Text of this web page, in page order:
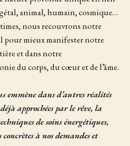
animal, humain, cosmique…
nous recouvrons notre
pour mieux manifester notre
et dans notre
du corps, du cœur et de l’âme.
dans d’autres réalités
approchées par le rêve, la
de soins énergétiques,
concrètes à nos demandes et